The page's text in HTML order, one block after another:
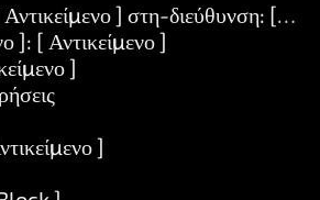
] στη-διεύθυνση: [
]: [ Αντικείμενο ]
]
]